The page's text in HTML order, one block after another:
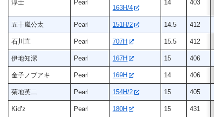
淳士 Pearl
163H/4
14 403
五十嵐公太 Pearl 151H/2 14.5 412
石川直 Pearl 707H 15.5 412
伊地知潔 Pearl 167H 15 406
金子ノブアキ Pearl 169H 14 406
菊地英二 Pearl 154H/2 15 405
Kid’z Pearl 180H 15 431